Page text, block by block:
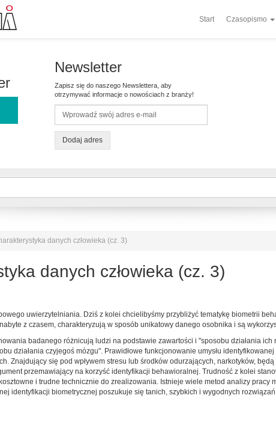
Start Czasopismo
Newsletter
Zapisz się do naszego Newslettera, aby
otrzymywać informacje o nowościach z branży!
Dodaj adres
danych człowieka (cz. 3)
danych człowieka (cz. 3)
uwierzytelniania. Dziś z kolei chcielibyśmy przybliżyć tematykę biometrii
z czasem, charakteryzują w sposób unikatowy danego osobnika i są
badanego różnicują ludzi na podstawie zawartości i "sposobu działania
działania czyjegoś mózgu". Prawidłowe funkcjonowanie umysłu
Znajdujący się pod wpływem stresu lub środków odurzających, narkotyków,
przemawiający na korzyść identyfikacji behawioralnej. Trudność z kolei
i trudne technicznie do zrealizowania. Istnieje wiele metod analizy pracy
identyfikacji biometrycznej poszukuje się tanich, szybkich i wygodnych